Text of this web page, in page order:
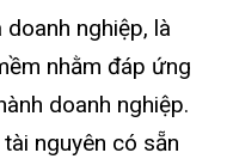
nghiệp, là
nhằm đáp ứng
doanh nghiệp.
nguyên có sẵn